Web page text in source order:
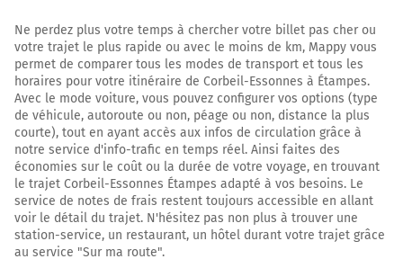
Prendre à droite et rejoindre N104 (La Francilienne).
Continuer sur 3 kilomètres
La Francilienne
Sortir et rejoindre N104 (La Francilienne). Continuer sur
450 mètres
N104
A6
PARIS
5,0 km
Ne perdez plus votre temps à chercher votre billet pas cher ou
votre trajet le plus rapide ou avec le moins de km, Mappy vous
permet de comparer tous les modes de transport et tous les
horaires pour votre itinéraire de Corbeil-Essonnes à Étampes.
Avec le mode voiture, vous pouvez configurer vos options (type
de véhicule, autoroute ou non, péage ou non, distance la plus
courte), tout en ayant accès aux infos de circulation grâce à
notre service d'info-trafic en temps réel. Ainsi faites des
économies sur le coût ou la durée de votre voyage, en trouvant
le trajet Corbeil-Essonnes Étampes adapté à vos besoins. Le
service de notes de frais restent toujours accessible en allant
voir le détail du trajet. N'hésitez pas non plus à trouver une
station-service, un restaurant, un hôtel durant votre trajet grâce
au service "Sur ma route".